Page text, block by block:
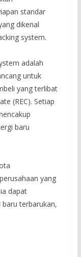
standar
dikenal
system.
adalah
untuk
yang terlibat
(REC). Setiap
baru
yang
dapat
terbarukan,